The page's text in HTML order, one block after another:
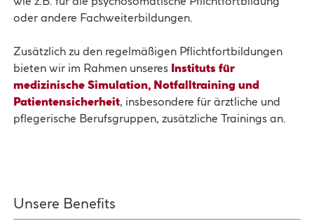
oder andere Fachweiterbildungen.
Zusätzlich zu den regelmäßigen Pflichtfortbildungen
bieten wir im Rahmen unseres Instituts für
medizinische Simulation, Notfalltraining und
Patientensicherheit, insbesondere für ärztliche und
pflegerische Berufsgruppen, zusätzliche Trainings an.
Unsere Benefits